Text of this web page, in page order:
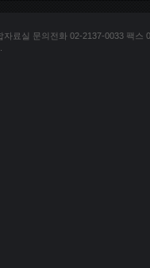
료실 문의전화 02-2137-0033 팩스